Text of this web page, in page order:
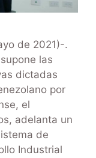
de 2021)-.
las
dictadas
por
el
adelanta un
de
Industrial